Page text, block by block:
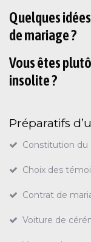
Quelques idées
de mariage ?
Vous êtes
insolite ?
Préparatifs
Constitution du
Choix des
Contrat de
Voiture de